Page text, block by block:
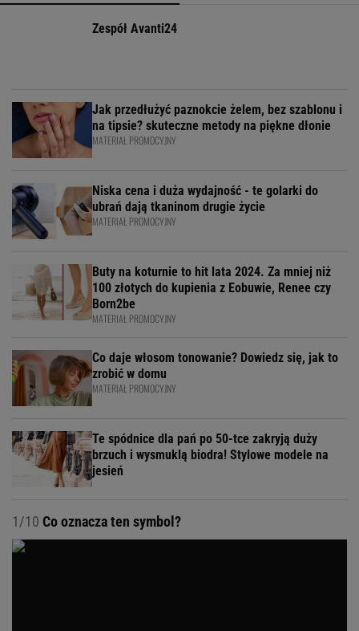
Zespół Avanti24
Jak przedłużyć paznokcie żelem, bez szablonu i
na tipsie? skuteczne metody na piękne dłonie
MATERIAŁ PROMOCYJNY
Niska cena i duża wydajność - te golarki do
ubrań dają tkaninom drugie życie
MATERIAŁ PROMOCYJNY
Buty na koturnie to hit lata 2024. Za mniej niż
100 złotych do kupienia z Eobuwie, Renee czy
Born2be
MATERIAŁ PROMOCYJNY
Co daje włosom tonowanie? Dowiedz się, jak to
zrobić w domu
MATERIAŁ PROMOCYJNY
Te spódnice dla pań po 50-tce zakryją duży
brzuch i wysmuklą biodra! Stylowe modele na
jesień
1/10 Co oznacza ten symbol?